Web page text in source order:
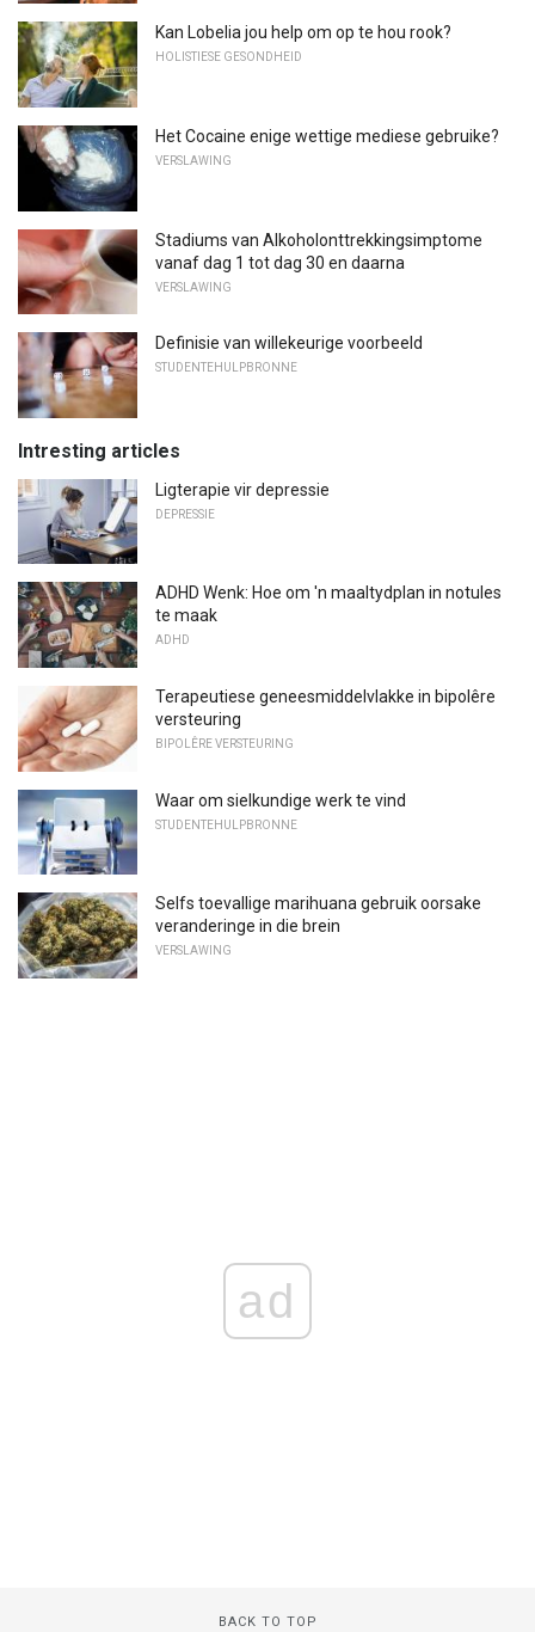
Kan Lobelia jou help om op te hou rook?
HOLISTIESE GESONDHEID
Het Cocaine enige wettige mediese gebruike?
VERSLAWING
Stadiums van Alkoholonttrekkingsimptome
vanaf dag 1 tot dag 30 en daarna
VERSLAWING
Definisie van willekeurige voorbeeld
STUDENTEHULPBRONNE
Intresting articles
Ligterapie vir depressie
DEPRESSIE
ADHD Wenk: Hoe om 'n maaltydplan in notules
te maak
ADHD
Terapeutiese geneesmiddelvlakke in bipolêre
versteuring
BIPOLÊRE VERSTEURING
Waar om sielkundige werk te vind
STUDENTEHULPBRONNE
Selfs toevallige marihuana gebruik oorsake
veranderinge in die brein
VERSLAWING
ad
BACK TO TOP